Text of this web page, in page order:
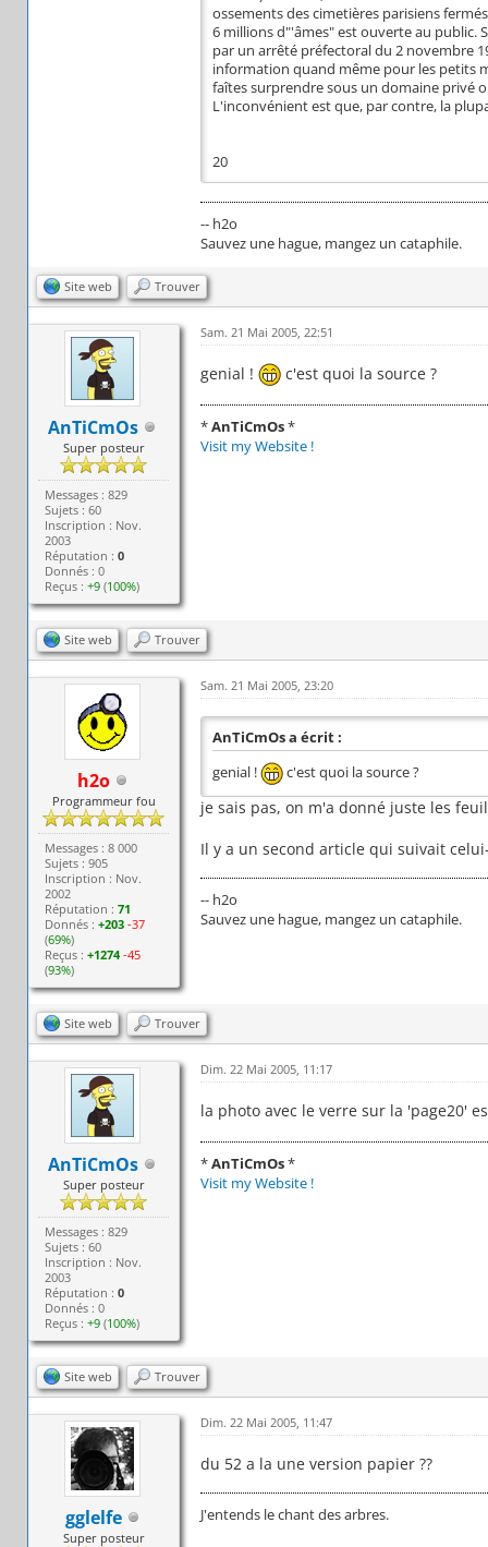
ossements des cimetières parisiens
6 millions d"'âmes" est ouverte au public.
par un arrêté préfectoral du 2 novembre
information quand même pour les petits
faîtes surprendre sous un domaine privé
L'inconvénient est que, par contre, la
20
-- h2o
Sauvez une hague, mangez un cataphile.
Site web Trouver
AnTiCmOs
Super posteur
Messages : 829
Sujets : 60
Inscription : Nov.
2003
Réputation :0
Donnés : 0
Reçus :+9 (100%)
Sam. 21 Mai 2005, 22:51
genial ! c'est quoi la source ?
*AnTiCmOs*
Visit my Website !
Site web Trouver
h2o
Programmeur fou
Messages : 8 000
Sujets : 905
Inscription : Nov.
2002
Réputation :71
Donnés :+203 -37
(69%)
Reçus :+1274 -45
(93%)
Sam. 21 Mai 2005, 23:20
AnTiCmOs a écrit :
genial !
c'est quoi la source ?
je sais pas, on m'a donné juste les
Il y a un second article qui suivait
-- h2o
Sauvez une hague, mangez un cataphile.
Site web Trouver
AnTiCmOs
Super posteur
Messages : 829
Sujets : 60
Inscription : Nov.
2003
Réputation :0
Donnés : 0
Reçus :+9 (100%)
Dim. 22 Mai 2005, 11:17
la photo avec le verre sur la 'page20'
*AnTiCmOs*
Visit my Website !
Site web Trouver
gglelfe
Super posteur
Dim. 22 Mai 2005, 11:47
du 52 a la une version papier ??
J'entends le chant des arbres.